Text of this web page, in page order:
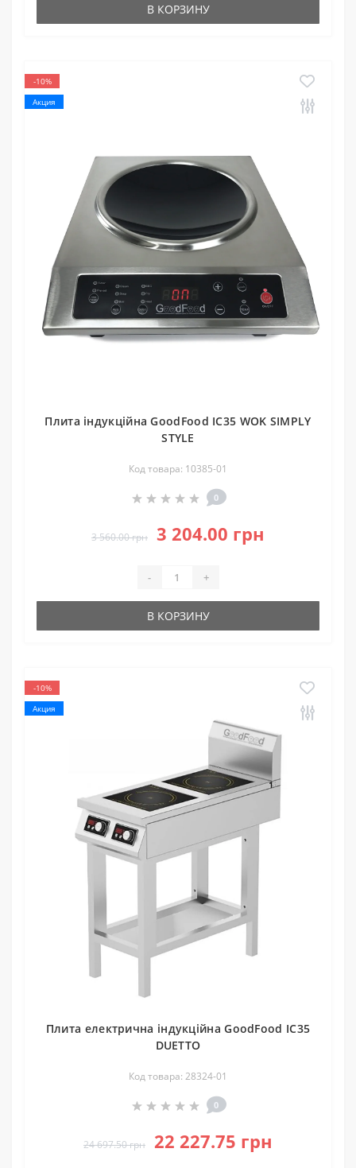
В КОРЗИНУ
-10%
Акция
Плита індукційна GoodFood IC35 WOK SIMPLY
STYLE
Код товара: 10385-01
0
3 560.00 грн 3 204.00 грн
- +
В КОРЗИНУ
-10%
Акция
Плита електрична індукційна GoodFood IC35
DUETTO
Код товара: 28324-01
0
24 697.50 грн 22 227.75 грн